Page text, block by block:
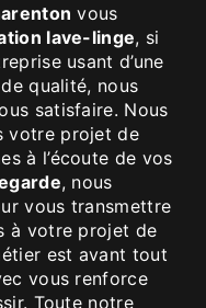
vous
lave-linge, si
usant d’une
qualité, nous
satisfaire. Nous
votre projet de
à l’écoute de vos
, nous
vous transmettre
à votre projet de
est avant tout
vous renforce
Toute notre